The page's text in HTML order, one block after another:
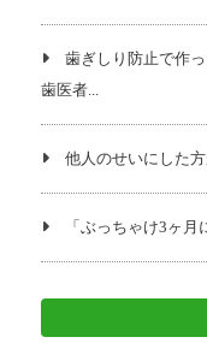
歯ぎしり防止で作
歯医者...
他人のせいにした
「ぶっちゃけ3ヶ